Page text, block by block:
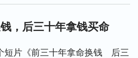
，后三十年拿钱买命
短片《前三十年拿命换钱 后三